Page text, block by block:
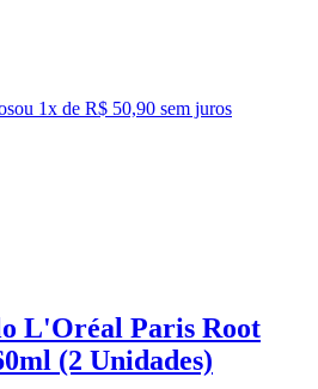
ou 1x de R$ 50,90 sem juros
L'Oréal Paris Root
(2 Unidades)